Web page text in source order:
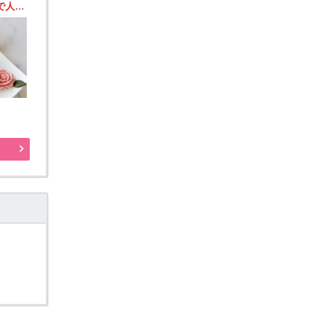
週2日～OK♪東京駅で人気スイーツ販売スタッフ募集！